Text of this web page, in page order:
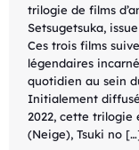
trilogie de films
Setsugetsuka,
Ces trois films
légendaires
quotidien au sein
Initialement
2022, cette trilogie
(Neige), Tsuki no